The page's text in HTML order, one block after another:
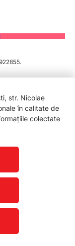
str. Nicolae
în calitate de
colectate